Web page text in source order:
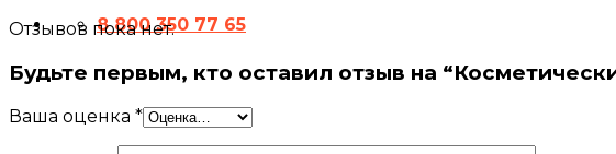
8 800 350 77 65
Отзывов пока нет.
Будьте первым, кто оставил отзыв на
Ваша оценка *